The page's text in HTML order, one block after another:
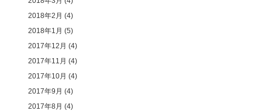
2018年2月 (4)
2018年1月 (5)
2017年12月 (4)
2017年11月 (4)
2017年10月 (4)
2017年9月 (4)
2017年8月 (4)